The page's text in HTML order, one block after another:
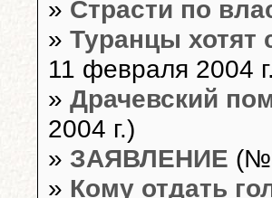
» Страсти по
» Туранцы
11 февраля 2004
» Драчевский
2004 г.)
» ЗАЯВЛЕНИЕ
» Кому отдать